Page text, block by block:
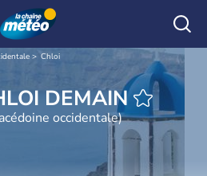
Chloi
CHLOI DEMAIN
occidentale)